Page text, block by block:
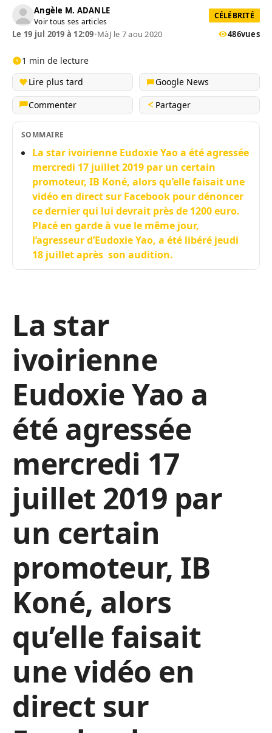
Angèle M. ADANLE
Voir tous ses articles
CÉLÉBRITÉ
Le 19 jul 2019 à 12:09•MàJ le 7 aou 2020 486vues
1 min de lecture
Lire plus tard
Google News
Commenter
Partager
SOMMAIRE
La star ivoirienne Eudoxie Yao a été agressée
mercredi 17 juillet 2019 par un certain
promoteur, IB Koné, alors qu’elle faisait une
vidéo en direct sur Facebook pour dénoncer
ce dernier qui lui devrait près de 1200 euro.
Placé en garde à vue le même jour,
l’agresseur d’Eudoxie Yao, a été libéré jeudi
18 juillet après son audition.
La star
ivoirienne
Eudoxie Yao a
été agressée
mercredi 17
juillet 2019 par
un certain
promoteur, IB
Koné, alors
qu’elle faisait
une vidéo en
direct sur